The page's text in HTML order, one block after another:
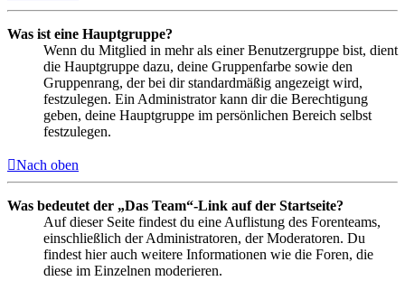
Was ist eine Hauptgruppe?
Wenn du Mitglied in mehr als einer Benutzergruppe bist, dient
die Hauptgruppe dazu, deine Gruppenfarbe sowie den
Gruppenrang, der bei dir standardmäßig angezeigt wird,
festzulegen. Ein Administrator kann dir die Berechtigung
geben, deine Hauptgruppe im persönlichen Bereich selbst
festzulegen.
Nach oben
Was bedeutet der „Das Team“-Link auf der Startseite?
Auf dieser Seite findest du eine Auflistung des Forenteams,
einschließlich der Administratoren, der Moderatoren. Du
findest hier auch weitere Informationen wie die Foren, die
diese im Einzelnen moderieren.